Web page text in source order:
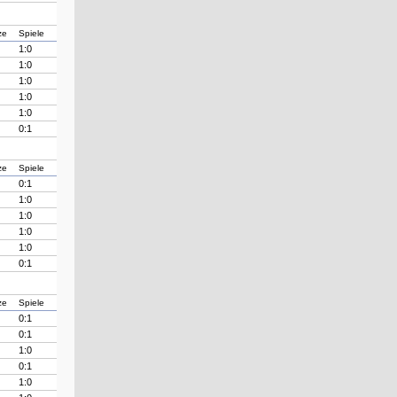
Spiele
1:0
1:0
1:0
1:0
1:0
0:1
Spiele
0:1
1:0
1:0
1:0
1:0
0:1
Spiele
0:1
0:1
1:0
0:1
1:0